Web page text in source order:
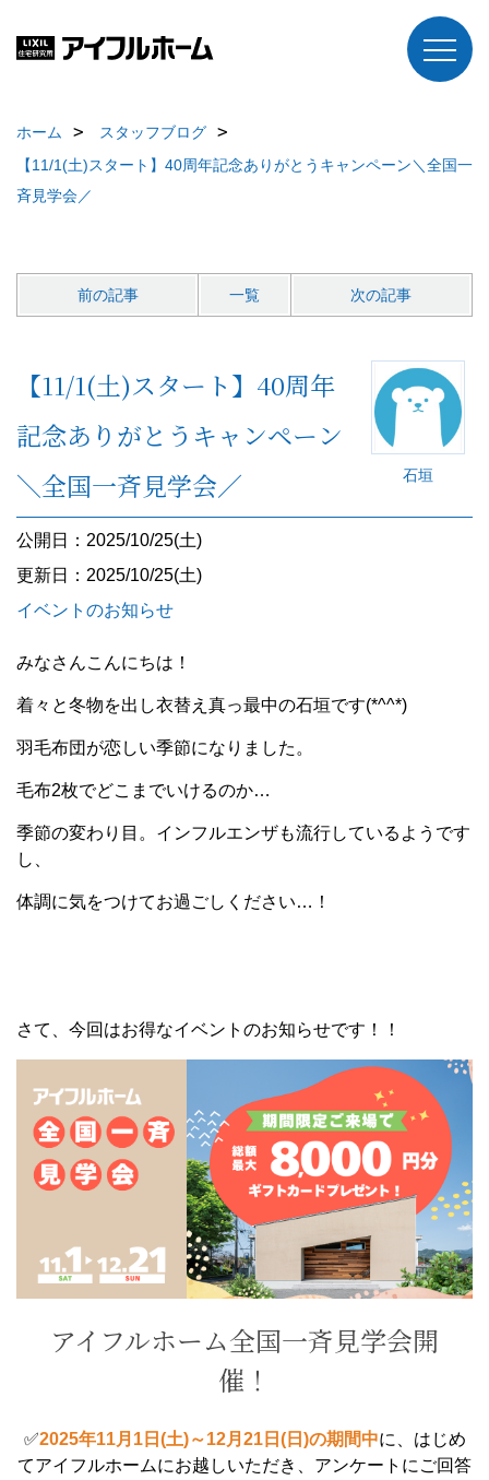
ホーム
スタッフブログ
【11/1(土)スタート】40周年記念ありがとうキャンペーン＼全国一
斉見学会／
前の記事 一覧 次の記事
石垣
【11/1(土)スタート】40周年
記念ありがとうキャンペーン
＼全国一斉見学会／
公開日：2025/10/25(土)
更新日：2025/10/25(土)
イベントのお知らせ
みなさんこんにちは！
着々と冬物を出し衣替え真っ最中の石垣です(*^^*)
羽毛布団が恋しい季節になりました。
毛布2枚でどこまでいけるのか…
季節の変わり目。インフルエンザも流行しているようです
し、
体調に気をつけてお過ごしください…！
さて、今回はお得なイベントのお知らせです！！
アイフルホーム全国一斉見学会開
催！
✅2025年11月1日(土)～12月21日(日)の期間中に、はじめ
てアイフルホームにお越しいただき、アンケートにご回答